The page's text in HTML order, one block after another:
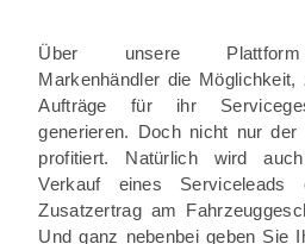
Über unsere
Markenhändler die Möglichkeit,
Aufträge für ihr
generieren. Doch nicht nur der
profitiert. Natürlich wird
Verkauf eines Serviceleads
Zusatzertrag am
Und ganz nebenbei geben Sie